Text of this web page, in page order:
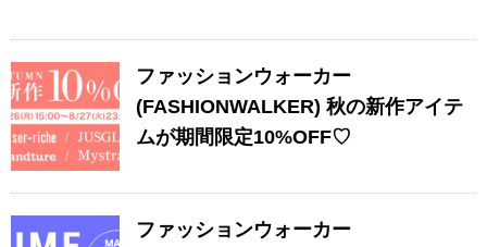
ファッションウォーカー
(FASHIONWALKER) 秋の新作アイテ
ムが期間限定10%OFF♡
ファッションウォーカー